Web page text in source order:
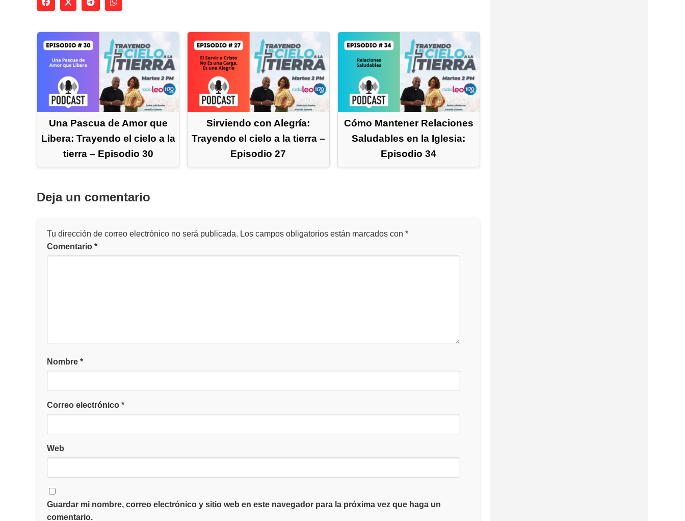
Una Pascua de Amor que
Libera: Trayendo el cielo a la
tierra – Episodio 30
Sirviendo con Alegría:
Trayendo el cielo a la tierra –
Episodio 27
Cómo Mantener Relaciones
Saludables en la Iglesia:
Episodio 34
Deja un comentario
Tu dirección de correo electrónico no será publicada. Los campos obligatorios están marcados con *
Comentario *
Nombre *
Correo electrónico *
Web
Guardar mi nombre, correo electrónico y sitio web en este navegador para la próxima vez que haga un
comentario.